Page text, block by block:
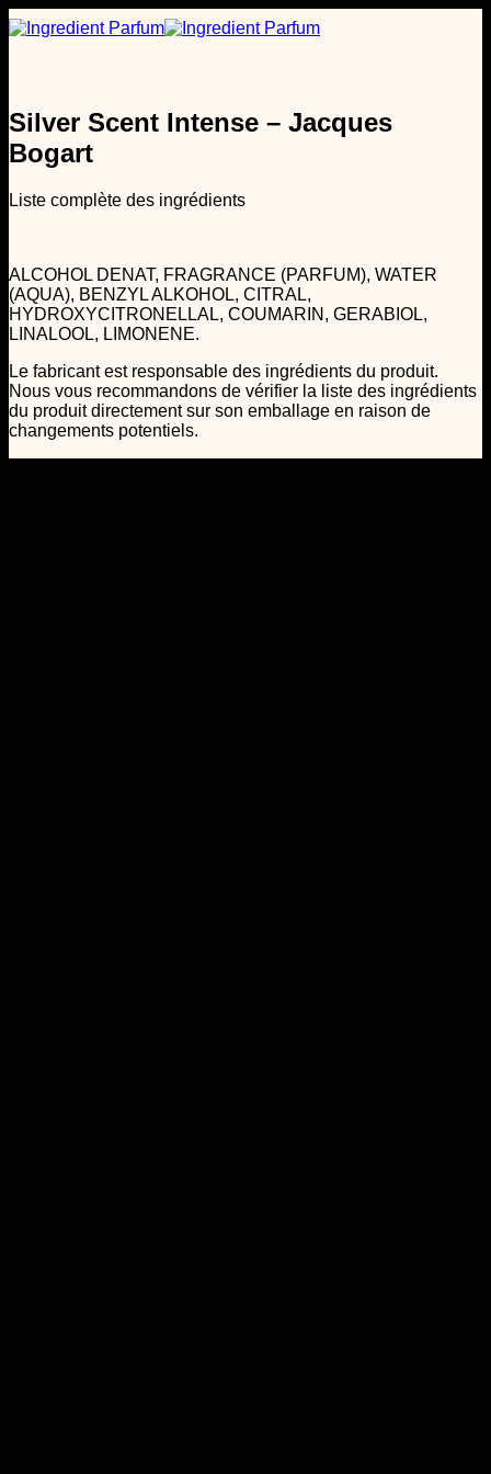
Passer
au
Silver Scent Intense – Jacques
Bogart
Liste complète des ingrédients
ALCOHOL DENAT, FRAGRANCE (PARFUM), WATER
(AQUA), BENZYL ALKOHOL, CITRAL,
HYDROXYCITRONELLAL, COUMARIN, GERABIOL,
LINALOOL, LIMONENE.
Le fabricant est responsable des ingrédients du produit.
Nous vous recommandons de vérifier la liste des ingrédients
du produit directement sur son emballage en raison de
changements potentiels.